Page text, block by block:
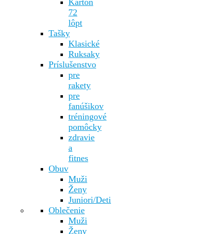
Kartón
72
lôpt
Tašky
Klasické
Ruksaky
Príslušenstvo
pre
rakety
pre
fanúšikov
tréningové
pomôcky
zdravie
a
fitnes
Obuv
Muži
Ženy
Juniori/Deti
Oblečenie
Muži
Ženy